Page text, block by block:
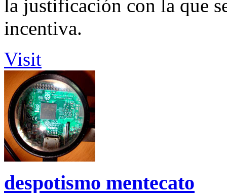
la justificación con la que
incentiva.
Visit
despotismo mentecato